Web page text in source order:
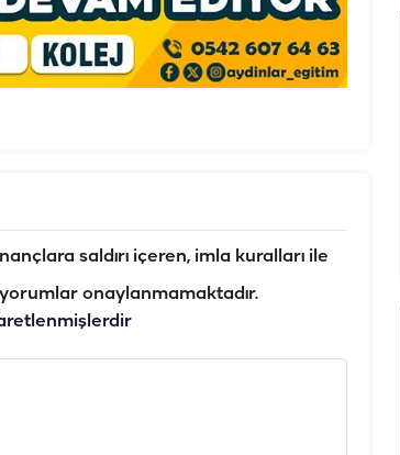
saldırı içeren, imla kuralları ile
onaylanmamaktadır.